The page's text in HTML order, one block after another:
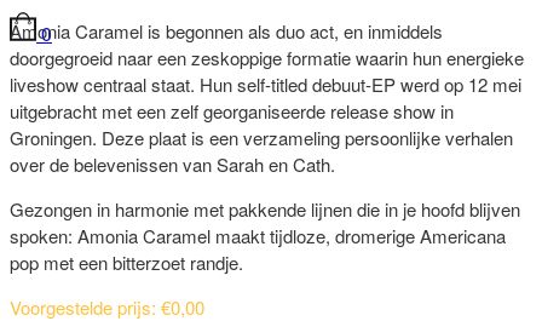
0
Amonia Caramel is begonnen als duo act, en inmiddels
doorgegroeid naar een zeskoppige formatie waarin hun energieke
liveshow centraal staat. Hun self-titled debuut-EP werd op 12 mei
uitgebracht met een zelf georganiseerde release show in
Groningen. Deze plaat is een verzameling persoonlijke verhalen
over de belevenissen van Sarah en Cath.
Gezongen in harmonie met pakkende lijnen die in je hoofd blijven
spoken: Amonia Caramel maakt tijdloze, dromerige Americana
pop met een bitterzoet randje.
Voorgestelde prijs: €0,00